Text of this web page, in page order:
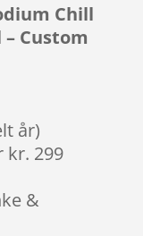
Chill
Custom
år)
kr. 299
&